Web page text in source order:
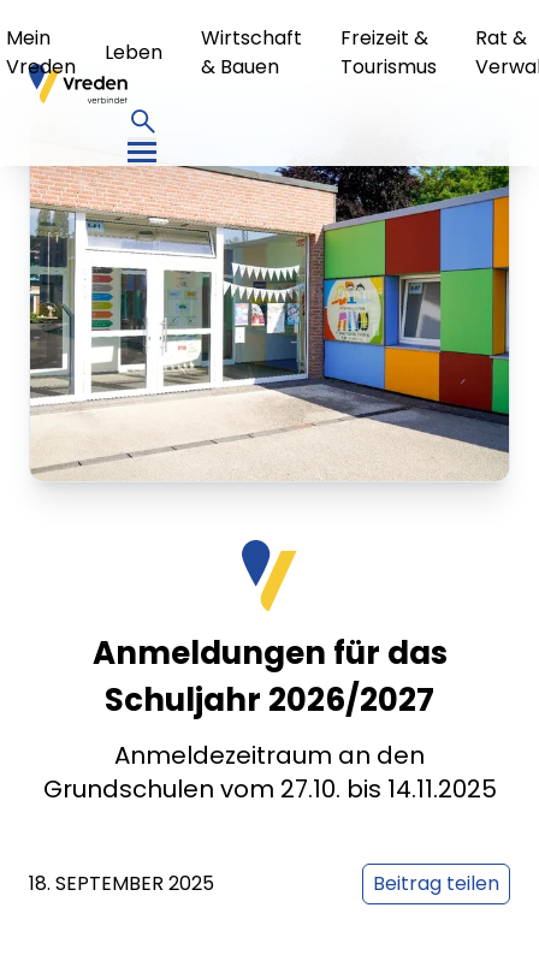
Mein
Vreden
Leben
Wirtschaft
& Bauen
Freizeit &
Tourismus
Rat &
Anmeldungen für das
Schuljahr 2026/2027
Anmeldezeitraum an den
Grundschulen vom 27.10. bis 14.11.2025
18. SEPTEMBER 2025 Beitrag teilen